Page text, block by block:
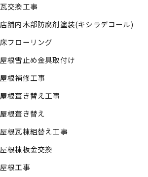
瓦交換工事
店舗内木部防腐剤塗装(キシラデコール)
床フローリング
屋根雪止め金具取付け
屋根補修工事
屋根葺き替え工事
屋根葺き替え
屋根瓦棟組替え工事
屋根棟板金交換
屋根工事